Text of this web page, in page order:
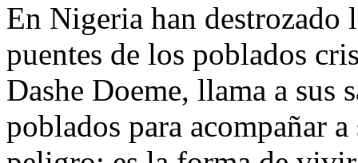
En Nigeria han destrozado
puentes de los poblados
Dashe Doeme, llama a sus
poblados para acompañar